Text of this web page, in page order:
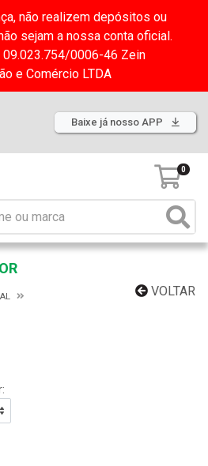
não realizem depósitos ou
sejam a nossa conta oficial.
09.023.754/0006-46 Zein
e Comércio LTDA
Baixe já nosso APP
0
VOLTAR